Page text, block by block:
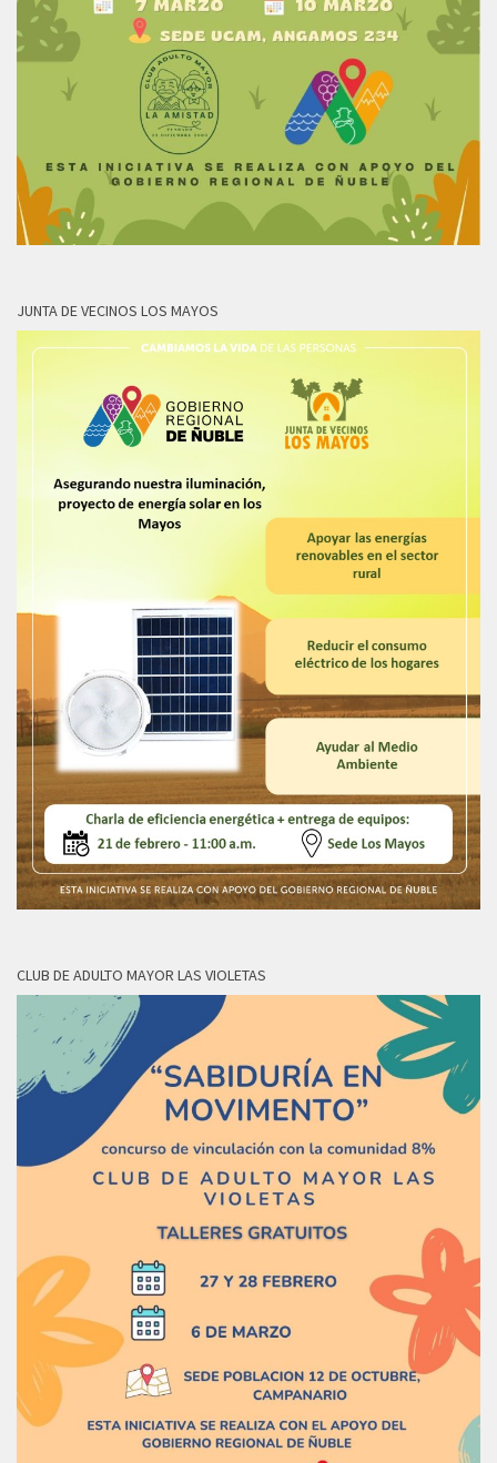
JUNTA DE VECINOS LOS MAYOS
CLUB DE ADULTO MAYOR LAS VIOLETAS